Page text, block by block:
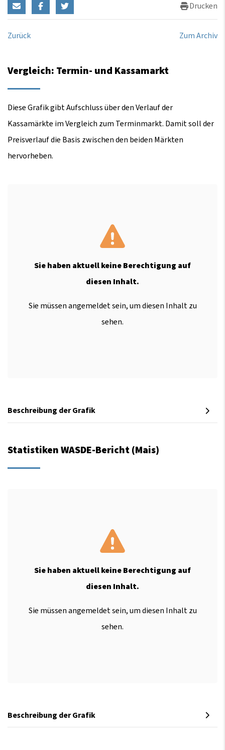
Drucken
Zurück Zum Archiv
Vergleich: Termin- und Kassamarkt
Diese Grafik gibt Aufschluss über den Verlauf der
Kassamärkte im Vergleich zum Terminmarkt. Damit soll der
Preisverlauf die Basis zwischen den beiden Märkten
hervorheben.
Sie haben aktuell keine Berechtigung auf
diesen Inhalt.
Sie müssen angemeldet sein, um diesen Inhalt zu
sehen.
Beschreibung der Grafik
Statistiken WASDE-Bericht (Mais)
Sie haben aktuell keine Berechtigung auf
diesen Inhalt.
Sie müssen angemeldet sein, um diesen Inhalt zu
sehen.
Beschreibung der Grafik